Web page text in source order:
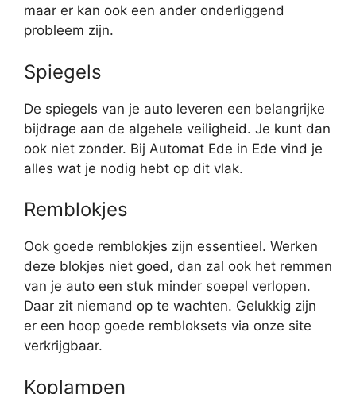
maar er kan ook een ander onderliggend
probleem zijn.
Spiegels
De spiegels van je auto leveren een belangrijke
bijdrage aan de algehele veiligheid. Je kunt dan
ook niet zonder. Bij Automat Ede in Ede vind je
alles wat je nodig hebt op dit vlak.
Remblokjes
Ook goede remblokjes zijn essentieel. Werken
deze blokjes niet goed, dan zal ook het remmen
van je auto een stuk minder soepel verlopen.
Daar zit niemand op te wachten. Gelukkig zijn
er een hoop goede rembloksets via onze site
verkrijgbaar.
Koplampen